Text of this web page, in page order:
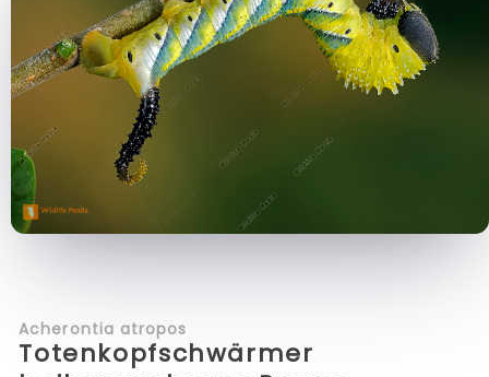
Acherontia atropos
Totenkopfschwärmer